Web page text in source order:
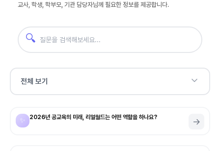
교사, 학생, 학부모, 기관 담당자님께 필요한 정보를 제공합니다.
🔍
전체 보기
✨ 2026년 공교육의 미래, 리얼월드는 어떤 역할을 하나요? →